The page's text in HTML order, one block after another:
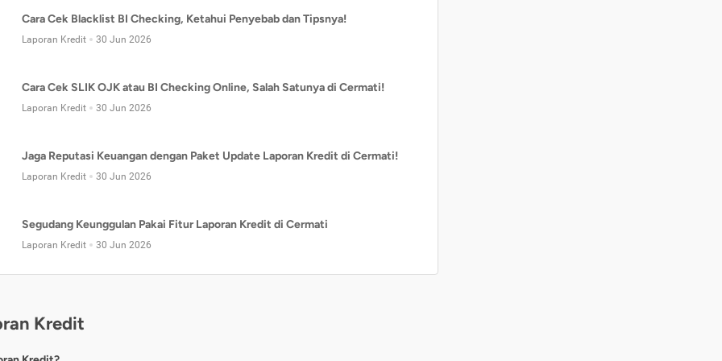
Cara Cek Blacklist BI Checking, Ketahui Penyebab dan Tipsnya!
Laporan Kredit 30 Jun 2026
Cara Cek SLIK OJK atau BI Checking Online, Salah Satunya di Cermati!
Laporan Kredit 30 Jun 2026
Jaga Reputasi Keuangan dengan Paket Update Laporan Kredit di Cermati!
Laporan Kredit 30 Jun 2026
Segudang Keunggulan Pakai Fitur Laporan Kredit di Cermati
Laporan Kredit 30 Jun 2026
Kredit